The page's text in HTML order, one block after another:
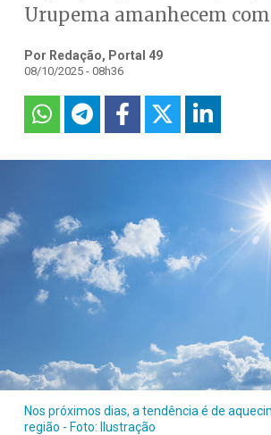
Urupema amanhecem com
Por Redação, Portal 49
08/10/2025 - 08h36
Nos próximos dias, a tendência é de
região - Foto: Ilustração